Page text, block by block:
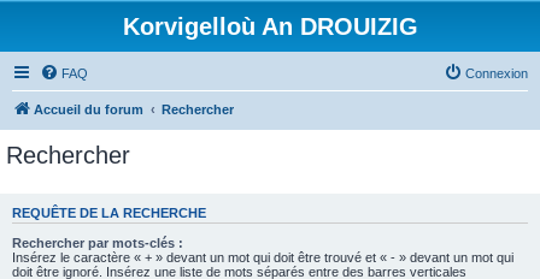
Korvigelloù An DROUIZIG
FAQ Connexion
Accueil du forum Rechercher
Rechercher
REQUÊTE DE LA RECHERCHE
Rechercher par mots-clés :
Insérez le caractère « + » devant un mot qui doit être trouvé et « - » devant un mot qui
doit être ignoré. Insérez une liste de mots séparés entre des barres verticales